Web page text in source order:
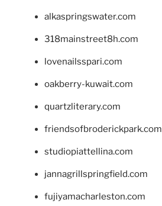
alkaspringswater.com
318mainstreet8h.com
lovenailsspari.com
oakberry-kuwait.com
quartzliterary.com
friendsofbroderickpark.com
studiopiattellina.com
jannagrillspringfield.com
fujiyamacharleston.com